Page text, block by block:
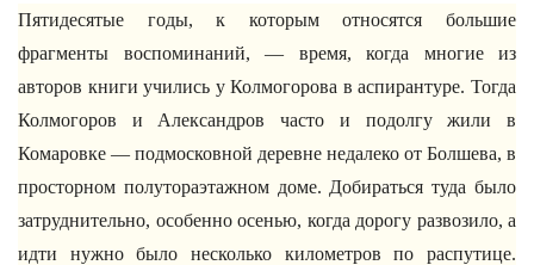
Пятидесятые годы, к которым относятся большие
фрагменты воспоминаний, — время, когда многие из
авторов книги учились у Колмогорова в аспирантуре. Тогда
Колмогоров и Александров часто и подолгу жили в
Комаровке — подмосковной деревне недалеко от Болшева, в
просторном полутораэтажном доме. Добираться туда было
затруднительно, особенно осенью, когда дорогу развозило, а
идти нужно было несколько километров по распутице.